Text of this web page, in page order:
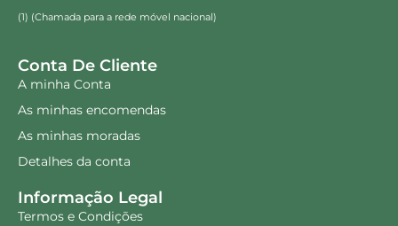
(1) (Chamada para a rede móvel nacional)
Conta De Cliente
A minha Conta
As minhas encomendas
As minhas moradas
Detalhes da conta
Informação Legal
Termos e Condições